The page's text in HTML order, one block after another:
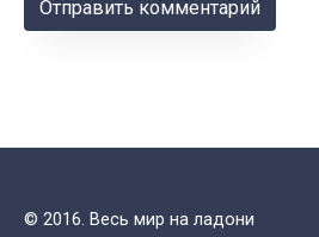
© 2016. Весь мир на ладони